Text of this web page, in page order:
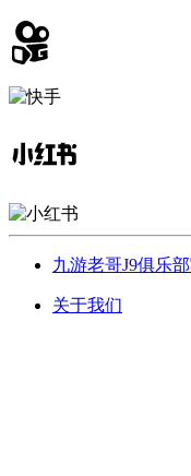
九游老哥J9俱乐
关于我们